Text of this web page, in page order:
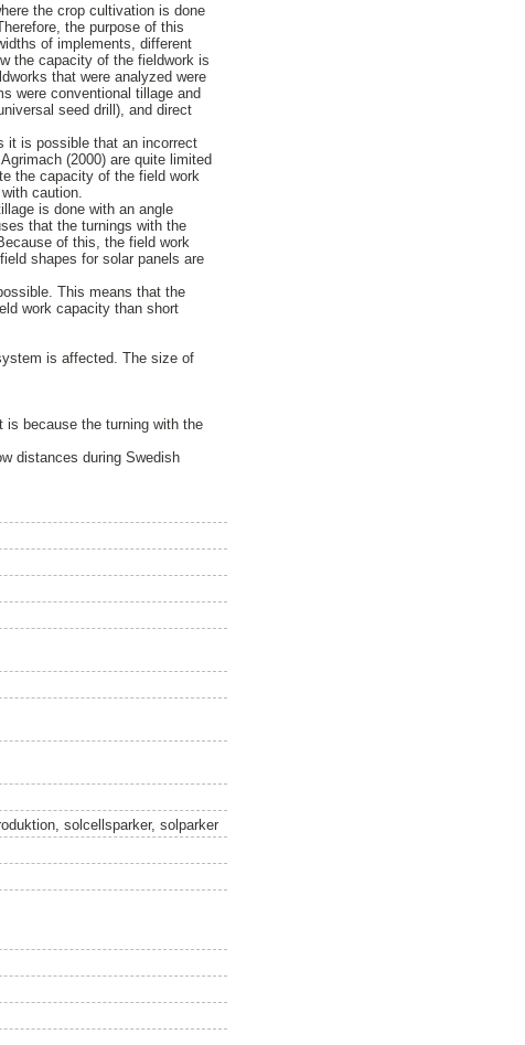
the crop cultivation is done
the purpose of this
of implements, different
the capacity of the fieldwork is
that were analyzed were
were conventional tillage and
seed drill), and direct
it is possible that an incorrect
(2000) are quite limited
the capacity of the field work
caution.
is done with an angle
that the turnings with the
of this, the field work
shapes for solar panels are
This means that the
work capacity than short
is affected. The size of
is because the turning with the
distances during Swedish
solcellsparker, solparker